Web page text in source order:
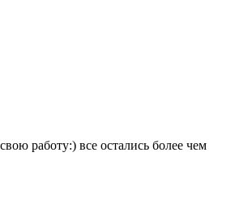
работу:) все остались более чем